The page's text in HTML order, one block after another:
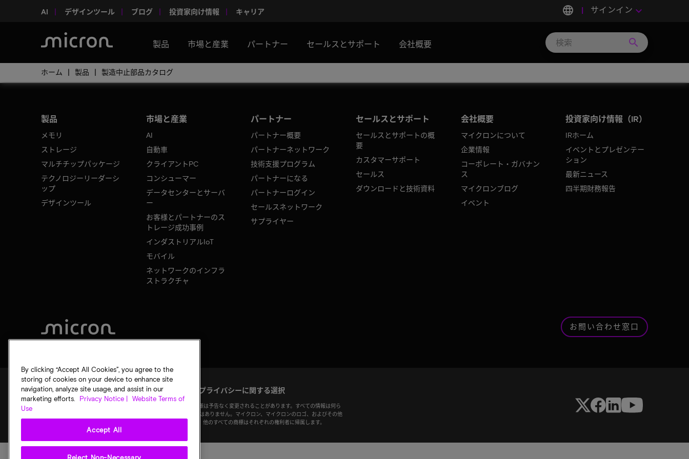
AI デザインツール ブログ 投資家向け情報 キャリア language サインイン keyboard_arrow_down
製品 市場と産業 パートナー セールスとサポート 会社概要 search
ホーム 製品 製造中止部品カタログ
製品
メモリ
ストレージ
マルチチップパッケージ
テクノロジーリーダーシ
ップ
デザインツール
市場と産業
AI
自動車
クライアントPC
コンシューマー
データセンターとサーバ
ー
お客様とパートナーのス
トレージ成功事例
インダストリアルIoT
モバイル
ネットワークのインフラ
ストラクチャ
パートナー
パートナー概要
パートナーネットワーク
技術支援プログラム
パートナーになる
パートナーログイン
セールスネットワーク
サプライヤー
セールスとサポート
セールスとサポートの概
要
カスタマーサポート
セールス
ダウンロードと技術資料
会社概要
マイクロンについて
企業情報
コーポレート・ガバナン
ス
マイクロンブログ
イベント
投資家向け情報（IR）
IRホーム
イベントとプレゼンテー
ション
最新ニュース
四半期財務報告
お問い合わせ窓口
法的通知マイクロンのプライバシー通知 プライバシーに関する選択
Micron Technology, Inc. All rights reserved. 情報、製品、仕様は予告なく変更されることがあります。すべての情報は何ら
の保証なく「現状有姿」の状態で提供されます。図画の縮尺は正確ではありません。マイクロン、マイクロンのロゴ、およびその他
のすべてのマイクロンの商標はMicron Technology, Inc.に帰属します。他のすべての商標はそれぞれの権利者に帰属します。
By clicking “Accept All Cookies”, you agree to the
storing of cookies on your device to enhance site
navigation, analyze site usage, and assist in our
marketing efforts.
Privacy Notice |
Website Terms of
Use
Accept All